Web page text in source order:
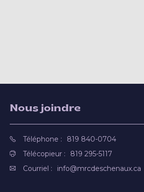
Nous joindre
Téléphone :
819 840-0704
Télécopieur :
819 295-5117
Courriel :
info@mrcdeschenaux.ca